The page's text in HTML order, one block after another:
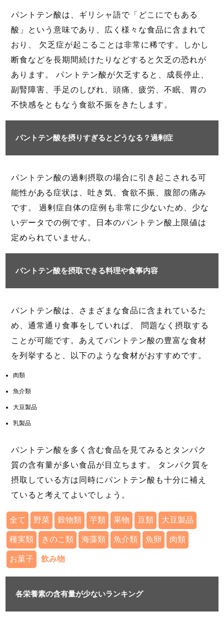
パントテン酸は、ギリシャ語で「どこにでもある
酸」という意味であり、広く様々な食品に含まれて
おり、 欠乏症が起こることは非常に稀です。しかし
断食などを長期間続けたりなどすると欠乏の恐れが
あります。 パントテン酸が欠乏すると、成長停止、
副腎障害、手足のしびれ、頭痛、疲労、不眠、胃の
不快感をともなう食欲不振をきたします。
パントテン酸を摂りすぎるとどうなる？過剰症
パントテン酸の過剰摂取の場合に引き起こされる可
能性がある症状は、吐き気、食欲不振、腹部の痛み
です。 過剰症自体の症例も非常に少ないため、少な
いデータでの例です。日本のパントテン酸上限値は
定められていません。
パントテン酸を摂取できる料理や食事内容
パントテン酸は、さまざまな食品に含まれているた
め、通常通り食事をしていれば、 問題なく摂取する
ことが可能です。あえてパントテン酸の豊富な食材
を列挙すると、以下のような食材がおすすめです。
肉類
魚介類
大豆製品
乳製品
パントテン酸を多く含む食品を見てみるとタンパク
質の含有量が多い食品が目立ちます。 タンパク質を
摂取している方は同時にパントテン酸も十分に補え
ていると考えてよいでしょう。
全て 野菜 穀物類 芋類 果物 豆類 大豆製品
種実類 きのこ類 海藻類 魚介類 魚卵 肉類
お菓子 飲み物
各栄養素の含有量が少ないランキング